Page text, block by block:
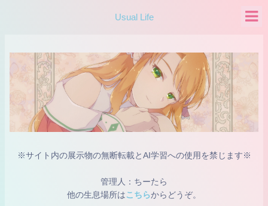
Usual Life
※サイト内の展示物の無断転載とAI学習への使用を禁じます※
管理人：ちーたら
他の生息場所はこちらからどうぞ。